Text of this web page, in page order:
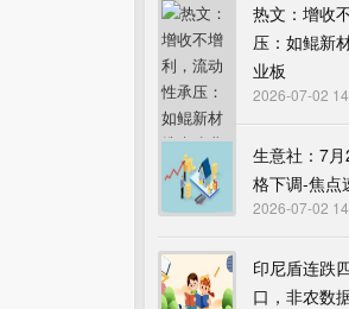
热文：增收
压：如鲲新
业板
2026-07-02
生意社：7
格下调-焦点
2026-07-02
印尼盾连跌
口，非农数